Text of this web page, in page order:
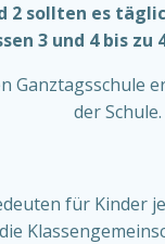
2 sollten es
3 und 4 bis zu
Ganztagsschule
der Schule.
für Kinder